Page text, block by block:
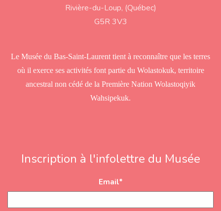
d
Rivière-du-Loup, (Québec)
G5R 3V3
Le Musée du Bas-Saint-Laurent tient à reconnaître que les terres
où il exerce ses activités font partie du Wolastokuk, territoire
ancestral non cédé de la Première Nation Wolastoqiyik
Wahsipekuk.
Inscription à l'infolettre du Musée
Email*